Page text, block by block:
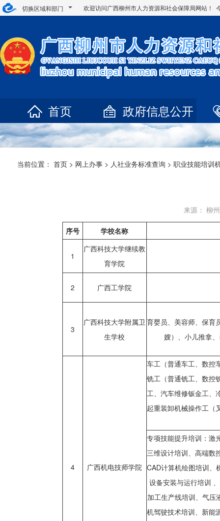
切换区域和部门 欢迎访问广西柳州市人力资源和社会保障局网站！
首页 政府信息公开
当前位置： 首页 > 网上办事 > 人社业务标准查询 > 职业技能培训
来源： 柳
序号 学校名称
1
广西科技大学继续教
育学院
2 广西工学院
3
广西科技大学附属卫
生学校
育婴员、美容师、保育
嫂）、小儿推拿
4 广西机电技师学院
车工（普通车工、数控
铣工（普通铣工、数控
工、汽车维修钣金工、
起重装卸机械操作工（
专项技能提升培训：激
三维设计培训、高端数
CAD计算机绘图培训、
设备安装与运行培训
加工生产线培训、气压
机驾驶技术培训、新能